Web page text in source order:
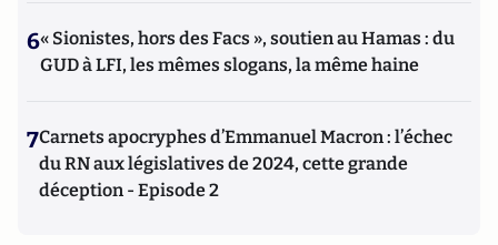
6« Sionistes, hors des Facs », soutien au Hamas : du
GUD à LFI, les mêmes slogans, la même haine
7Carnets apocryphes d’Emmanuel Macron : l’échec
du RN aux législatives de 2024, cette grande
déception - Episode 2